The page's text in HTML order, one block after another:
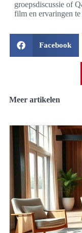
groepsdiscussie of
film en ervaringen te
Facebook
Meer artikelen